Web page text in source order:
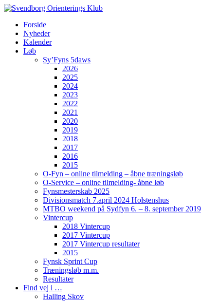
Forside
Nyheder
Kalender
Løb
Sy’Fyns 5daws
2026
2025
2024
2023
2022
2021
2020
2019
2018
2017
2016
2015
O-Fyn – online tilmelding – åbne træningsløb
O-Service – online tilmelding- åbne løb
Fynsmesterskab 2025
Divisionsmatch 7.april 2024 Holstenshus
MTBO weekend på Sydfyn 6. – 8. september 2019
Vintercup
2018 Vintercup
2017 Vintercup
2017 Vintercup resultater
2015
Fynsk Sprint Cup
Træningsløb m.m.
Resultater
Find vej i …
Halling Skov